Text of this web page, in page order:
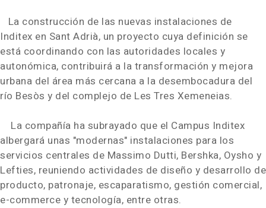
La construcción de las nuevas instalaciones de
Inditex en Sant Adrià, un proyecto cuya definición se
está coordinando con las autoridades locales y
autonómica, contribuirá a la transformación y mejora
urbana del área más cercana a la desembocadura del
río Besòs y del complejo de Les Tres Xemeneias.
La compañía ha subrayado que el Campus Inditex
albergará unas "modernas" instalaciones para los
servicios centrales de Massimo Dutti, Bershka, Oysho y
Lefties, reuniendo actividades de diseño y desarrollo de
producto, patronaje, escaparatismo, gestión comercial,
e-commerce y tecnología, entre otras.